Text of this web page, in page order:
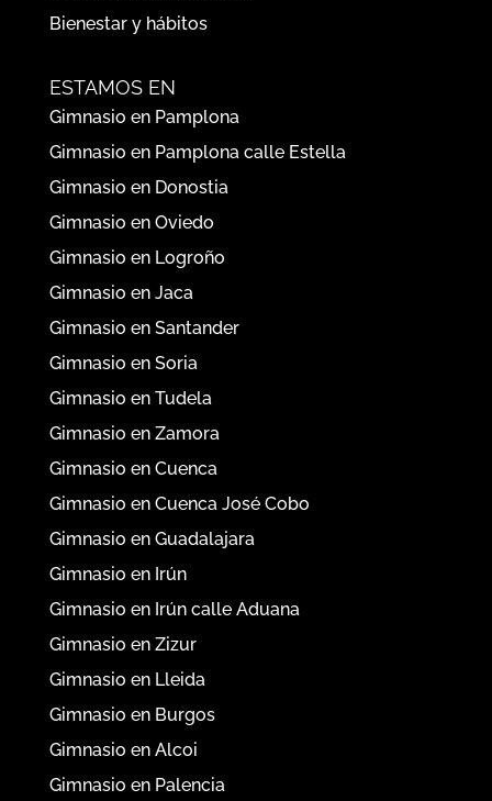
Bienestar y hábitos
ESTAMOS EN
Gimnasio en Pamplona
Gimnasio en Pamplona calle Estella
Gimnasio en Donostia
Gimnasio en Oviedo
Gimnasio en Logroño
Gimnasio en Jaca
Gimnasio en Santander
Gimnasio en Soria
Gimnasio en Tudela
Gimnasio en Zamora
Gimnasio en Cuenca
Gimnasio en Cuenca José Cobo
Gimnasio en Guadalajara
Gimnasio en Irún
Gimnasio en Irún calle Aduana
Gimnasio en Zizur
Gimnasio en Lleida
Gimnasio en Burgos
Gimnasio en Alcoi
Gimnasio en Palencia